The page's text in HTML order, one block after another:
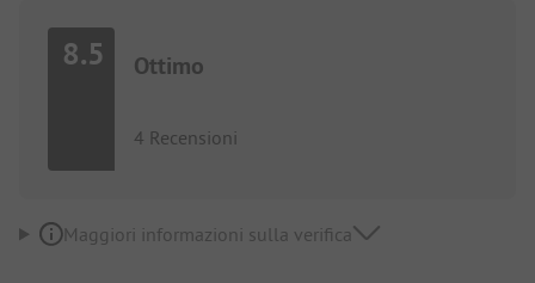
8.5 Ottimo
4 Recensioni
Maggiori informazioni sulla verifica